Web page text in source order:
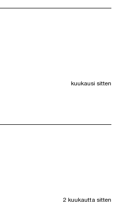
kuukausi sitten
2 kuukautta sitten